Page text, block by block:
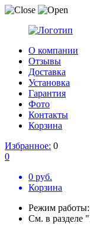
О компании
Отзывы
Доставка
Установка
Гарантия
Фото
Контакты
Корзина
Избранное: 0
0
0 руб.
Корзина
Режим работы:
См. в разделе